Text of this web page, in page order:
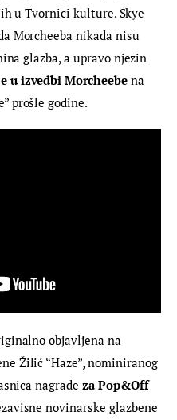
u Tvornici kulture. Skye
Morcheeba nikada nisu
glazba, a upravo njezin
u izvedbi Morcheebe na
prošle godine.
objavljena na
Žilić “Haze”, nominiranog
nagrade za Pop&Off
novinarske glazbene